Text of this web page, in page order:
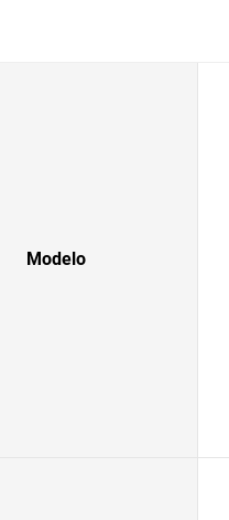
Modelo